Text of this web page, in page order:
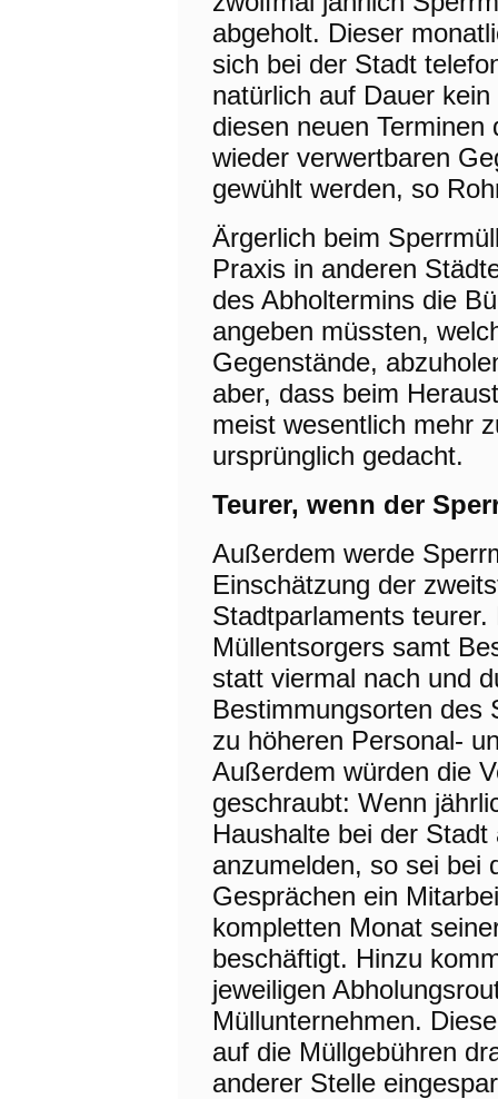
abgeholt. Dieser
sich bei der Stadt
natürlich auf Dauer
diesen neuen
wieder verwertbaren
gewühlt werden, so
Ärgerlich beim
Praxis in anderen
des Abholtermins die
angeben müssten,
Gegenstände,
aber, dass beim
meist wesentlich mehr
ursprünglich gedacht.
Teurer, wenn der
Außerdem werde
Einschätzung der
Stadtparlaments
Müllentsorgers samt
statt viermal nach und
Bestimmungsorten des
zu höheren Personal-
Außerdem würden die
geschraubt: Wenn
Haushalte bei der
anzumelden, so sei bei
Gesprächen ein
kompletten Monat
beschäftigt. Hinzu
jeweiligen
Müllunternehmen.
auf die Müllgebühren
anderer Stelle